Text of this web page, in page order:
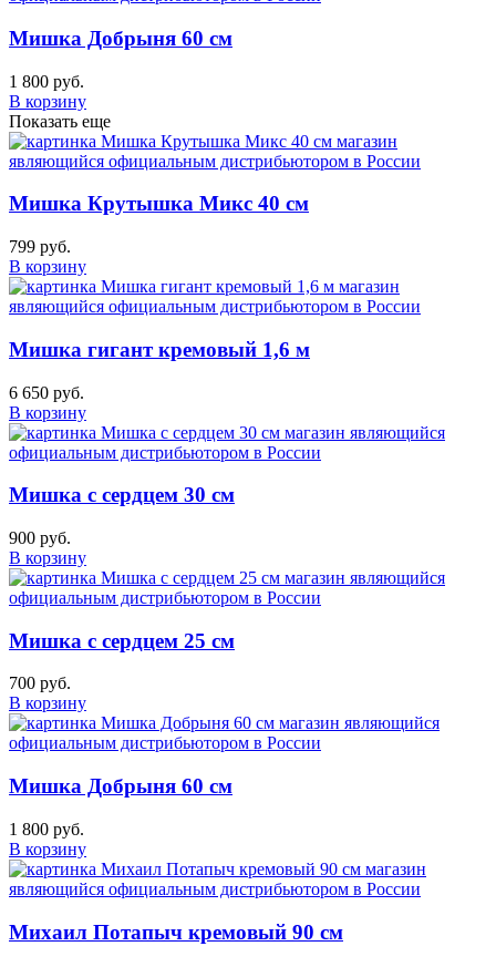
Мишка Добрыня 60 см
1 800 руб.
В корзину
Показать еще
Мишка Крутышка Микс 40 см
799 руб.
В корзину
Мишка гигант кремовый 1,6 м
6 650 руб.
В корзину
Мишка с сердцем 30 см
900 руб.
В корзину
Мишка с сердцем 25 см
700 руб.
В корзину
Мишка Добрыня 60 см
1 800 руб.
В корзину
Михаил Потапыч кремовый 90 см